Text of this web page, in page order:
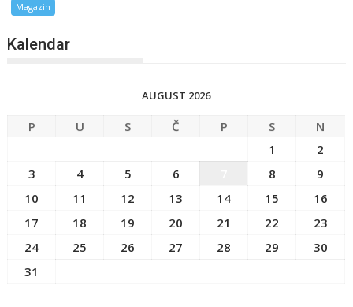
Magazin
Kalendar
AUGUST 2026
P U S Č P S
N
1
2
3
4 5 6 8
9
10
11 12 13 14 15
16
17
18 19 20 21 22
23
24
25 26 27 28 29
30
31